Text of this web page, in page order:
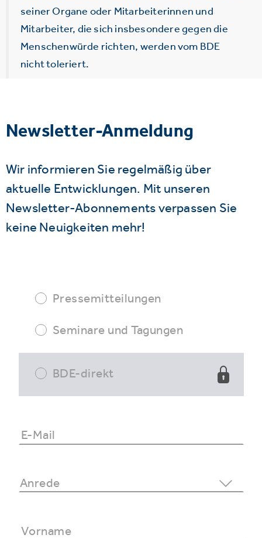
seiner Organe oder Mitarbeiterinnen und
Mitarbeiter, die sich insbesondere gegen die
Menschenwürde richten, werden vom BDE
nicht toleriert.
Newsletter-Anmeldung
Wir informieren Sie regelmäßig über
aktuelle Entwicklungen. Mit unseren
Newsletter-Abonnements verpassen Sie
keine Neuigkeiten mehr!
Pressemitteilungen
Seminare und Tagungen
BDE-direkt